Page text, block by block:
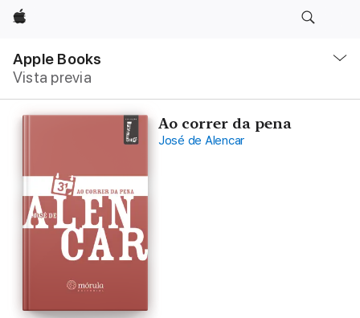
Apple
Apple Books
Vista previa
local
Abrir
Ao correr da pena
José de Alencar